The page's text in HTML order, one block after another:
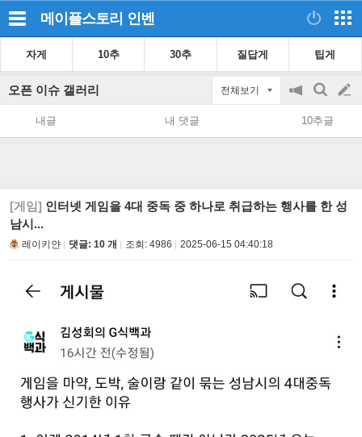
메이플스토리 인벤
자게 10추 30추 질답게 팁게
오픈 이슈 갤러리 전체보기
공
지
on/off
검
색
글
쓰
내글 내 댓글 10추글
[게임] 인터넷 게임을 4대 중독 중 하나로 취급하는 행사를 한 성
남시...
레이키얀 댓글: 10 개 조회: 4986 2025-06-15 04:40:18